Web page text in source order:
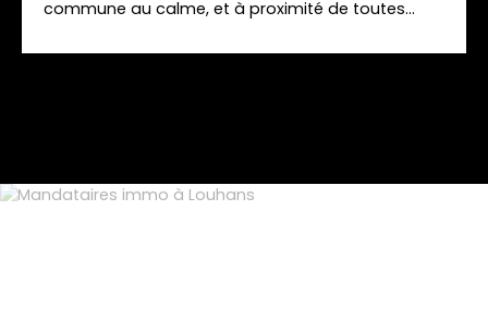
commune au calme, et à proximité de toutes
compose d'une pièce de vie avec cuisine équipée
facilement. Loyer : 450 € Disponible courant